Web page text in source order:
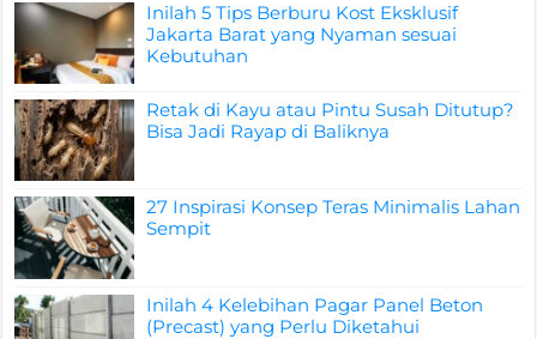
Inilah 5 Tips Berburu Kost Eksklusif
Jakarta Barat yang Nyaman sesuai
Kebutuhan
Retak di Kayu atau Pintu Susah Ditutup?
Bisa Jadi Rayap di Baliknya
27 Inspirasi Konsep Teras Minimalis Lahan
Sempit
Inilah 4 Kelebihan Pagar Panel Beton
(Precast) yang Perlu Diketahui